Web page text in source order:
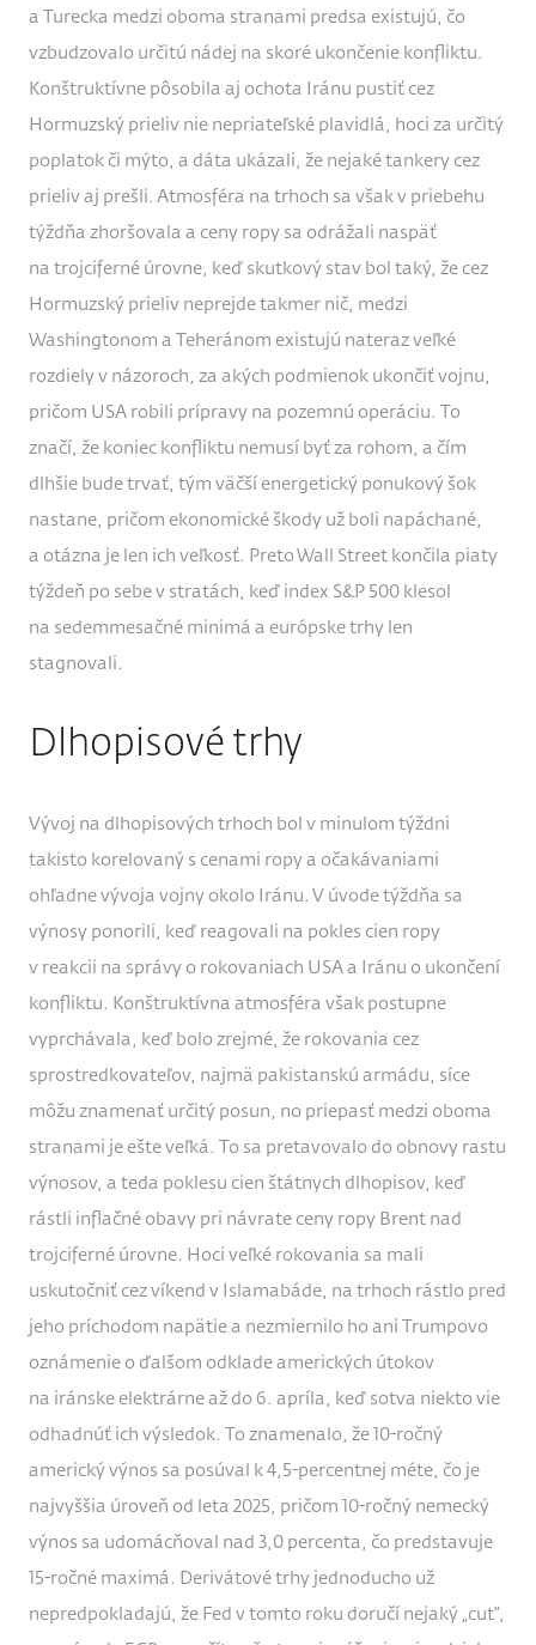
a Turecka medzi oboma stranami predsa existujú, čo
vzbudzovalo určitú nádej na skoré ukončenie konfliktu.
Konštruktívne pôsobila aj ochota Iránu pustiť cez
Hormuzský prieliv nie nepriateľské plavidlá, hoci za určitý
poplatok či mýto, a dáta ukázali, že nejaké tankery cez
prieliv aj prešli. Atmosféra na trhoch sa však v priebehu
týždňa zhoršovala a ceny ropy sa odrážali naspäť
na trojciferné úrovne, keď skutkový stav bol taký, že cez
Hormuzský prieliv neprejde takmer nič, medzi
Washingtonom a Teheránom existujú nateraz veľké
rozdiely v názoroch, za akých podmienok ukončiť vojnu,
pričom USA robili prípravy na pozemnú operáciu. To
značí, že koniec konfliktu nemusí byť za rohom, a čím
dlhšie bude trvať, tým väčší energetický ponukový šok
nastane, pričom ekonomické škody už boli napáchané,
a otázna je len ich veľkosť. Preto Wall Street končila piaty
týždeň po sebe v stratách, keď index S&P 500 klesol
na sedemmesačné minimá a európske trhy len
stagnovali.
Dlhopisové trhy
Vývoj na dlhopisových trhoch bol v minulom týždni
takisto korelovaný s cenami ropy a očakávaniami
ohľadne vývoja vojny okolo Iránu. V úvode týždňa sa
výnosy ponorili, keď reagovali na pokles cien ropy
v reakcii na správy o rokovaniach USA a Iránu o ukončení
konfliktu. Konštruktívna atmosféra však postupne
vyprchávala, keď bolo zrejmé, že rokovania cez
sprostredkovateľov, najmä pakistanskú armádu, síce
môžu znamenať určitý posun, no priepasť medzi oboma
stranami je ešte veľká. To sa pretavovalo do obnovy rastu
výnosov, a teda poklesu cien štátnych dlhopisov, keď
rástli inflačné obavy pri návrate ceny ropy Brent nad
trojciferné úrovne. Hoci veľké rokovania sa mali
uskutočniť cez víkend v Islamabáde, na trhoch rástlo pred
jeho príchodom napätie a nezmiernilo ho ani Trumpovo
oznámenie o ďalšom odklade amerických útokov
na iránske elektrárne až do 6. apríla, keď sotva niekto vie
odhadnúť ich výsledok. To znamenalo, že 10-ročný
americký výnos sa posúval k 4,5-percentnej méte, čo je
najvyššia úroveň od leta 2025, pričom 10-ročný nemecký
výnos sa udomácňoval nad 3,0 percenta, čo predstavuje
15-ročné maximá. Derivátové trhy jednoducho už
nepredpokladajú, že Fed v tomto roku doručí nejaký „cut“,